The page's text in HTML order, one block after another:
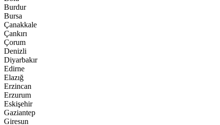
Burdur
Bursa
Çanakkale
Çankırı
Çorum
Denizli
Diyarbakır
Edirne
Elazığ
Erzincan
Erzurum
Eskişehir
Gaziantep
Giresun